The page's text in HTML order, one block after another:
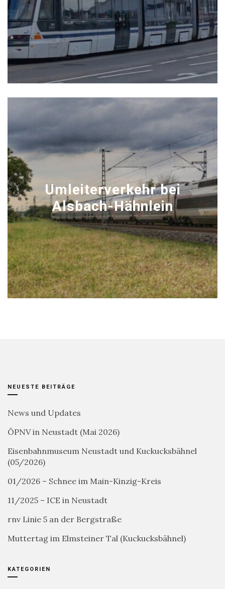
Umleiterverkehr bei
Alsbach-Hähnlein
NEUESTE BEITRÄGE
News und Updates
ÖPNV in Neustadt (Mai 2026)
Eisenbahnmuseum Neustadt und Kuckucksbähnel
(05/2026)
01/2026 – Schnee im Main-Kinzig-Kreis
11/2025 – ICE in Neustadt
rnv Linie 5 an der Bergstraße
Muttertag im Elmsteiner Tal (Kuckucksbähnel)
KATEGORIEN